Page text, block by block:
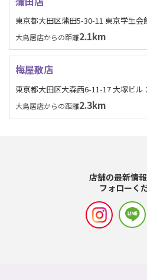
東京都大田区蒲田5-30-11 東京学生会
大鳥居店からの距離2.1km
梅屋敷店
東京都大田区大森西6-11-17 大塚ビル
大鳥居店からの距離2.3km
店舗の最新情
フォローく